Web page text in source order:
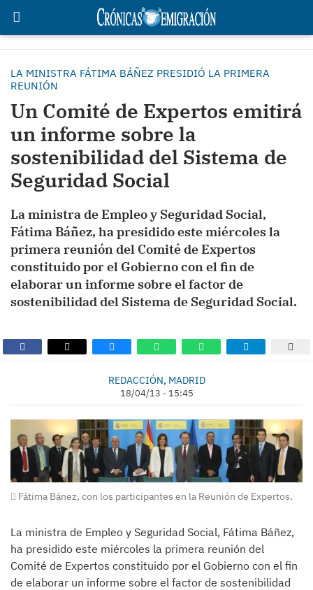
LA MINISTRA FÁTIMA BÁÑEZ PRESIDIÓ LA PRIMERA
REUNIÓN
Un Comité de Expertos emitirá
un informe sobre la
sostenibilidad del Sistema de
Seguridad Social
La ministra de Empleo y Seguridad Social,
Fátima Báñez, ha presidido este miércoles la
primera reunión del Comité de Expertos
constituido por el Gobierno con el fin de
elaborar un informe sobre el factor de
sostenibilidad del Sistema de Seguridad Social.
REDACCIÓN, MADRID
18/04/13 - 15:45
Fátima Bánez, con los participantes en la Reunión de Expertos.
La ministra de Empleo y Seguridad Social, Fátima Báñez,
ha presidido este miércoles la primera reunión del
Comité de Expertos constituido por el Gobierno con el fin
de elaborar un informe sobre el factor de sostenibilidad